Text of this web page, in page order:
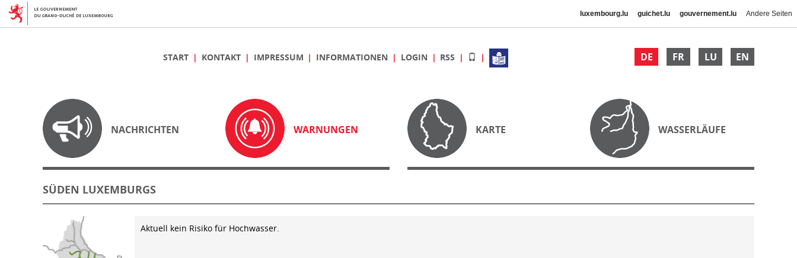
luxembourg.lu guichet.lu gouvernement.lu Andere Seiten
DE FR LU EN
START KONTAKT IMPRESSUM INFORMATIONEN LOGIN RSS
NACHRICHTEN WARNUNGEN KARTE WASSERLÄUFE
SÜDEN LUXEMBURGS
Aktuell kein Risiko für Hochwasser.